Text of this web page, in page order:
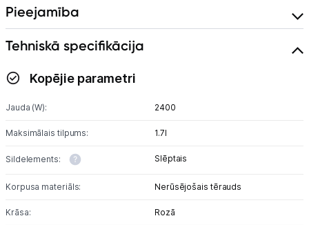
Kontakti
Informācija
Pieejamība
Tehniskā specifikācija
Kopējie parametri
Jauda (W): 2400
Maksimālais tilpums: 1.7l
Sildelements: Slēptais
Korpusa materiāls: Nerūsējošais tērauds
Krāsa: Rozā